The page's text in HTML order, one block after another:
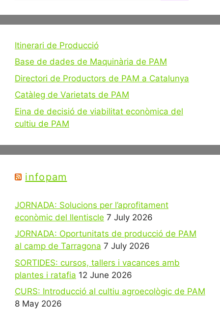
Itinerari de Producció
Base de dades de Maquinària de PAM
Directori de Productors de PAM a Catalunya
Catàleg de Varietats de PAM
Eina de decisió de viabilitat econòmica del
cultiu de PAM
infopam
JORNADA: Solucions per l’aprofitament
econòmic del llentiscle 7 July 2026
JORNADA: Oportunitats de producció de PAM
al camp de Tarragona 7 July 2026
SORTIDES: cursos, tallers i vacances amb
plantes i ratafia 12 June 2026
CURS: Introducció al cultiu agroecològic de PAM
8 May 2026